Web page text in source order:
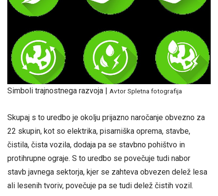
Simboli trajnostnega razvoja | Avtor Spletna fotografija
Skupaj s to uredbo je okolju prijazno naročanje obvezno za
22 skupin, kot so elektrika, pisarniška oprema, stavbe,
čistila, čista vozila, dodaja pa se stavbno pohištvo in
protihrupne ograje. S to uredbo se povečuje tudi nabor
stavb javnega sektorja, kjer se zahteva obvezen delež lesa
ali lesenih tvoriv, povečuje pa se tudi delež čistih vozil.